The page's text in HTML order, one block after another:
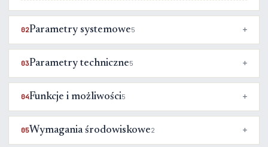
02Parametry systemowe5
03Parametry techniczne5
04Funkcje i możliwości5
05Wymagania środowiskowe2